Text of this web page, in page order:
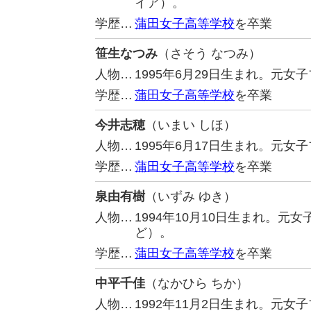
イア）。
学歴… 蒲田女子高等学校を卒業
笹生なつみ （さそう なつみ）
人物… 1995年6月29日生まれ。元女
学歴… 蒲田女子高等学校を卒業
今井志穂（いまい しほ）
人物… 1995年6月17日生まれ。元女
学歴… 蒲田女子高等学校を卒業
泉由有樹（いずみ ゆき）
人物… 1994年10月10日生まれ。元女
ど）。
学歴… 蒲田女子高等学校を卒業
中平千佳 （なかひら ちか）
人物… 1992年11月2日生まれ。元女